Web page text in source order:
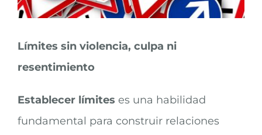
Límites sin violencia, culpa ni
resentimiento
Establecer límites es una habilidad
fundamental para construir relaciones